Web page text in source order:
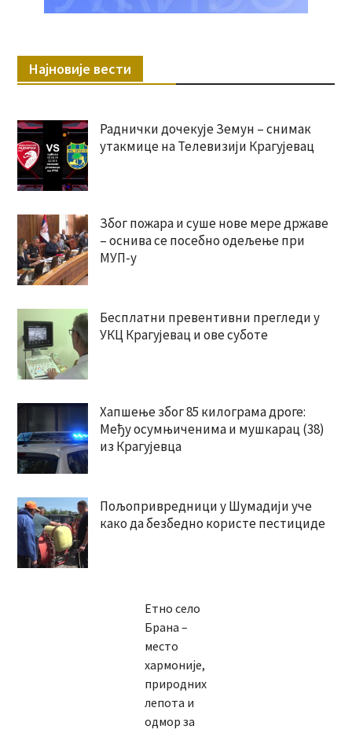
Најновије вести
Раднички дочекује Земун – снимак
утакмице на Телевизији Крагујевац
Због пожара и суше нове мере државе
– оснива се посебно одељење при
МУП-у
Бесплатни превентивни прегледи у
УКЦ Крагујевац и ове суботе
Хапшење због 85 килограма дроге:
Међу осумњиченима и мушкарац (38)
из Крагујевца
Пољопривредници у Шумадији уче
како да безбедно користе пестициде
Етно село
Брана –
место
хармоније,
природних
лепота и
одмор за